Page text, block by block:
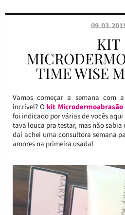
KIT
TIME WISE
Vamos começar a semana com
incrível? O kit Microdermoabrasão
foi indicado por várias de vocês
tava louca pra testar, mas não sabia
daí achei uma consultora semana
amores na primeira usada!